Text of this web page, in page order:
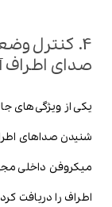
4. کنترل
صدای اطراف
یکی از ویژگی‌های
شنیدن صداهای
میکروفن داخلی
اطراف را دریافت